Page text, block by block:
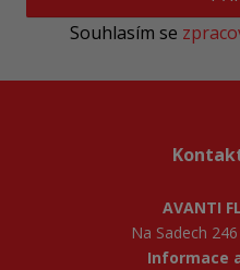
Souhlasím se
AVANTI
Na Sadech
Informace